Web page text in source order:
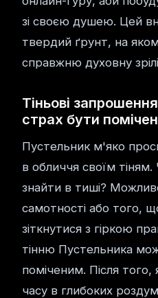
зі своєю душею. Цей
твердий ґрунт, на
справжню духовну
Тіньові
страх бути
Пустельник м'яко
в обличчя своїм
знайти в тиші?
самотності або того,
зіткнутися з гіркою
тінню Пустельника
поміченим. Після того,
часу в глибоких